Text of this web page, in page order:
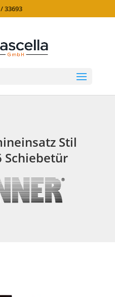
33693
Stil
Schiebetür